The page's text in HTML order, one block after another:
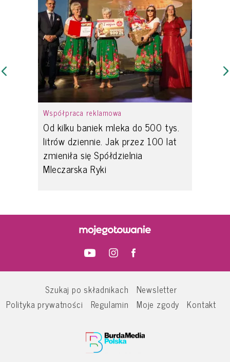
Współpraca reklamowa
Od kilku baniek mleka do 500 tys.
litrów dziennie. Jak przez 100 lat
zmieniła się Spółdzielnia
Mleczarska Ryki
Szukaj po składnikach
Newsletter
Polityka prywatności
Regulamin Moje zgody Kontakt